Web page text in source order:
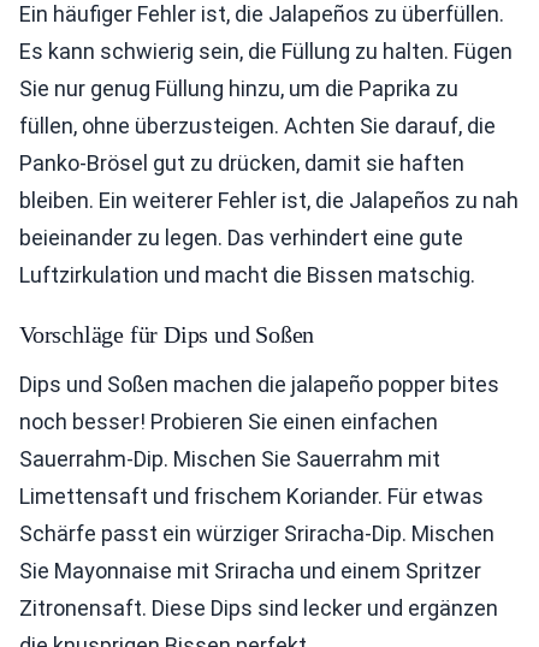
Ein häufiger Fehler ist, die Jalapeños zu überfüllen.
Es kann schwierig sein, die Füllung zu halten. Fügen
Sie nur genug Füllung hinzu, um die Paprika zu
füllen, ohne überzusteigen. Achten Sie darauf, die
Panko-Brösel gut zu drücken, damit sie haften
bleiben. Ein weiterer Fehler ist, die Jalapeños zu nah
beieinander zu legen. Das verhindert eine gute
Luftzirkulation und macht die Bissen matschig.
Vorschläge für Dips und Soßen
Dips und Soßen machen die jalapeño popper bites
noch besser! Probieren Sie einen einfachen
Sauerrahm-Dip. Mischen Sie Sauerrahm mit
Limettensaft und frischem Koriander. Für etwas
Schärfe passt ein würziger Sriracha-Dip. Mischen
Sie Mayonnaise mit Sriracha und einem Spritzer
Zitronensaft. Diese Dips sind lecker und ergänzen